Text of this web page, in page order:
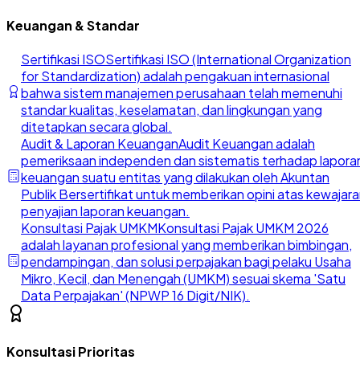
Keuangan & Standar
Sertifikasi ISOSertifikasi ISO (International Organization
for Standardization) adalah pengakuan internasional
bahwa sistem manajemen perusahaan telah memenuhi
standar kualitas, keselamatan, dan lingkungan yang
ditetapkan secara global.
Audit & Laporan KeuanganAudit Keuangan adalah
pemeriksaan independen dan sistematis terhadap
keuangan suatu entitas yang dilakukan oleh Akuntan
Publik Bersertifikat untuk memberikan opini atas
penyajian laporan keuangan.
Konsultasi Pajak UMKMKonsultasi Pajak UMKM 2026
adalah layanan profesional yang memberikan bimbingan,
pendampingan, dan solusi perpajakan bagi pelaku Usaha
Mikro, Kecil, dan Menengah (UMKM) sesuai skema 'Satu
Data Perpajakan' (NPWP 16 Digit/NIK).
Konsultasi Prioritas